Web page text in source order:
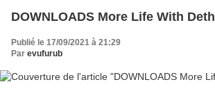
DOWNLOADS More Life With Deth
Publié le 17/09/2021 à 21:29
Par evufurub